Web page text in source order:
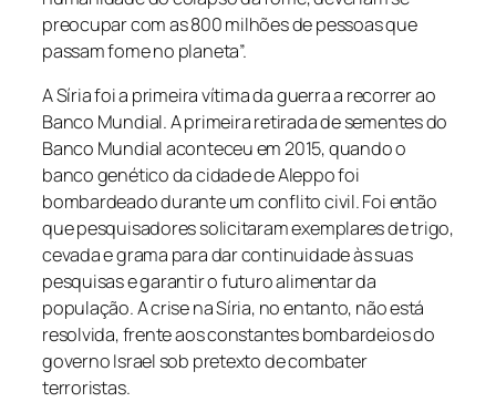
preocupar com as 800 milhões de pessoas que
passam fome no planeta”.
A Síria foi a primeira vítima da guerra a recorrer ao
Banco Mundial. A primeira retirada de sementes do
Banco Mundial aconteceu em 2015, quando o
banco genético da cidade de Aleppo foi
bombardeado durante um conflito civil. Foi então
que pesquisadores solicitaram exemplares de trigo,
cevada e grama para dar continuidade às suas
pesquisas e garantir o futuro alimentar da
população. A crise na Síria, no entanto, não está
resolvida, frente aos constantes bombardeios do
governo Israel sob pretexto de combater
terroristas.